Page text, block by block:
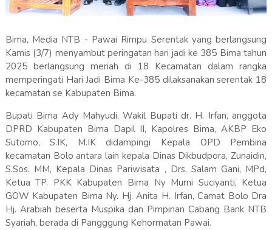
Bima, Media NTB - Pawai Rimpu Serentak yang berlangsung
Kamis (3/7) menyambut peringatan hari jadi ke 385 Bima tahun
2025 berlangsung meriah di 18 Kecamatan dalam rangka
memperingati Hari Jadi Bima Ke-385 dilaksanakan serentak 18
kecamatan se Kabupaten Bima.
Bupati Bima Ady Mahyudi, Wakil Bupati dr. H. Irfan, anggota
DPRD Kabupaten Bima Dapil II, Kapolres Bima, AKBP Eko
Sutomo, S.IK, M.IK didampingi Kepala OPD Pembina
kecamatan Bolo antara lain kepala Dinas Dikbudpora, Zunaidin,
S.Sos. MM, Kepala Dinas Pariwisata , Drs. Salam Gani, MPd,
Ketua TP. PKK Kabupaten Bima Ny Murni Suciyanti, Ketua
GOW Kabupaten Bima Ny. Hj. Anita H. Irfan, Camat Bolo Dra
Hj. Arabiah beserta Muspika dan Pimpinan Cabang Bank NTB
Syariah, berada di Pangggung Kehormatan Pawai.